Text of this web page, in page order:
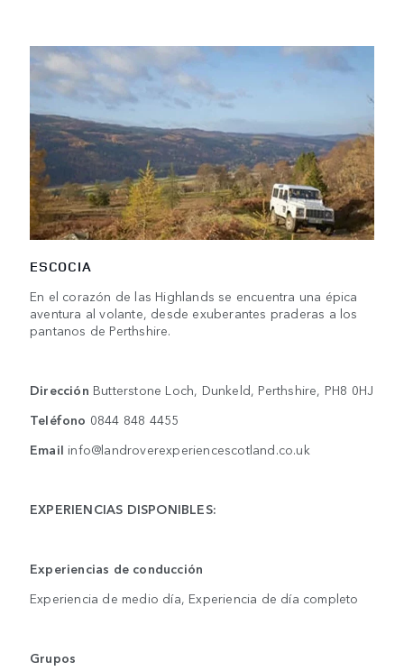
ESCOCIA
En el corazón de las Highlands se encuentra una épica
aventura al volante, desde exuberantes praderas a los
pantanos de Perthshire.
Dirección Butterstone Loch, Dunkeld, Perthshire, PH8 0HJ
Teléfono 0844 848 4455
Email info@landroverexperiencescotland.co.uk
EXPERIENCIAS DISPONIBLES:
Experiencias de conducción
Experiencia de medio día, Experiencia de día completo
Grupos